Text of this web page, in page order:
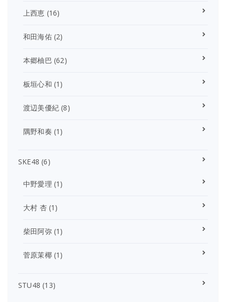
上西恵 (16)
和田海佑(2)
本郷柚巴 (62)
板垣心和 (1)
渡辺美優紀 (8)
隅野和奏 (1)
SKE48 (6)
中野愛理 (1)
大村 杏(1)
柴田阿弥(1)
菅原茉椰(1)
STU48 (13)